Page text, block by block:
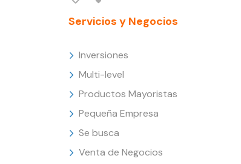
Servicios y Negocios
Inversiones
Multi-level
Productos Mayoristas
Pequeña Empresa
Se busca
Venta de Negocios